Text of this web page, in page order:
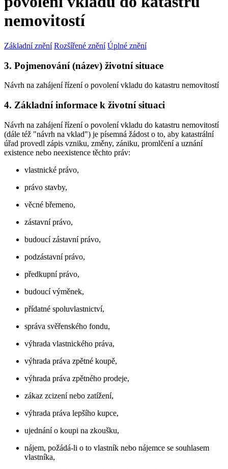
nemovitostí
Základní znění Rozšířené znění Úplné znění
3. Pojmenování (název) životní situace
Návrh na zahájení řízení o povolení vkladu do katastru nemovitostí
4. Základní informace k životní situaci
Návrh na zahájení řízení o povolení vkladu do katastru nemovitostí
(dále též "návrh na vklad") je písemná žádost o to, aby katastrální
úřad provedl zápis vzniku, změny, zániku, promlčení a uznání
existence nebo neexistence těchto práv:
vlastnické právo,
právo stavby,
věcné břemeno,
zástavní právo,
budoucí zástavní právo,
podzástavní právo,
předkupní právo,
budoucí výměnek,
přídatné spoluvlastnictví,
správa svěřenského fondu,
výhrada vlastnického práva,
výhrada práva zpětné koupě,
výhrada práva zpětného prodeje,
zákaz zcizení nebo zatížení,
výhrada práva lepšího kupce,
ujednání o koupi na zkoušku,
nájem, požádá-li o to vlastník nebo nájemce se souhlasem
vlastníka,